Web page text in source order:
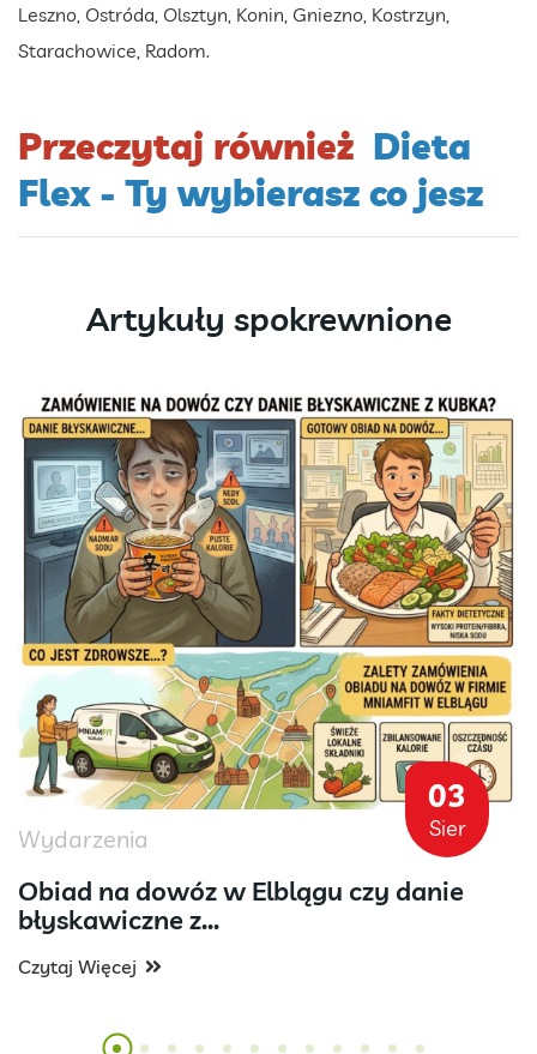
Leszno, Ostróda, Olsztyn, Konin, Gniezno, Kostrzyn,
Starachowice, Radom.
Przeczytaj również Dieta
Flex - Ty wybierasz co jesz
Artykuły spokrewnione
03
Sier
Wydarzenia
Obiad na dowóz w Elblągu czy danie
błyskawiczne z...
Czytaj Więcej